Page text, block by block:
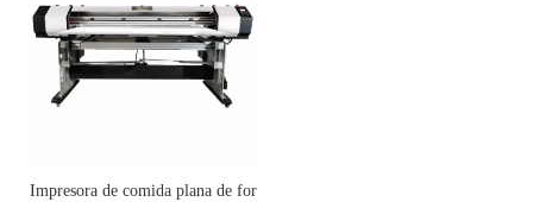
Impresora de comida plana de for